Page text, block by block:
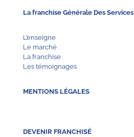
La franchise Générale Des Services
L’enseigne
Le marché
La franchise
Les témoignages
MENTIONS LÉGALES
DEVENIR FRANCHISÉ